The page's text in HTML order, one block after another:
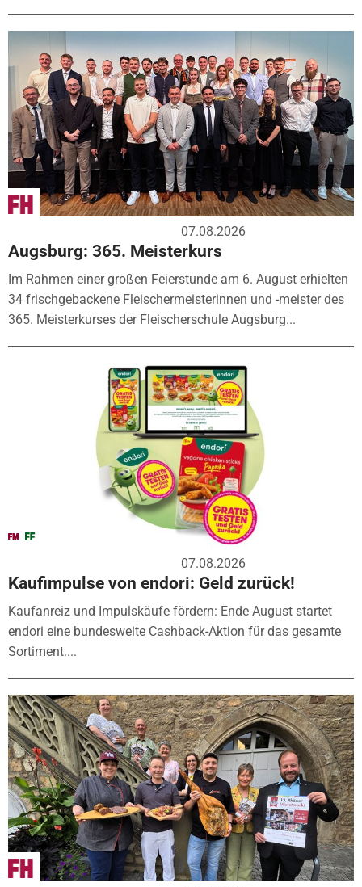
07.08.2026
Augsburg: 365. Meisterkurs
Im Rahmen einer großen Feierstunde am 6. August erhielten
34 frischgebackene Fleischermeisterinnen und -meister des
365. Meisterkurses der Fleischerschule Augsburg...
07.08.2026
Kaufimpulse von endori: Geld zurück!
Kaufanreiz und Impulskäufe fördern: Ende August startet
endori eine bundesweite Cashback-Aktion für das gesamte
Sortiment....